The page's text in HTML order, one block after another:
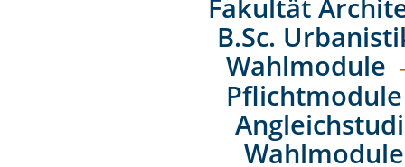
Fakultät
B.Sc.
Wahlmodule
Pflichtmodule
Wahlmodule